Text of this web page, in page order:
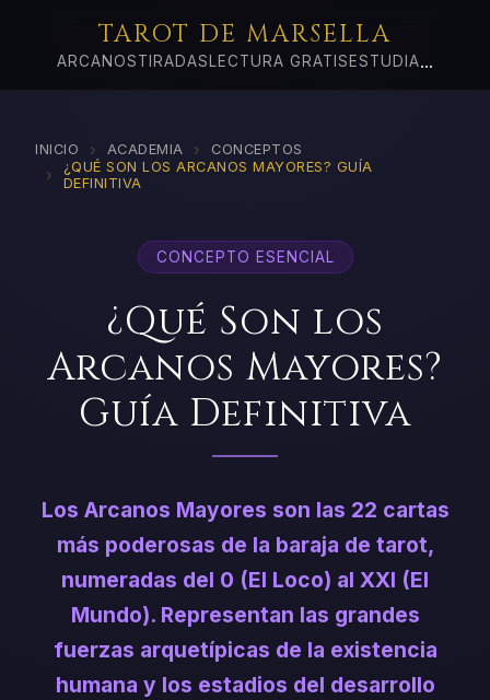
TAROT DE MARSELLA
ARCANOSTIRADAS LECTURA GRATIS ESTUDIA...
INICIO › ACADEMIA › CONCEPTOS
›
¿QUÉ SON LOS ARCANOS MAYORES? GUÍA
DEFINITIVA
CONCEPTO ESENCIAL
¿Qué Son los
Arcanos Mayores?
Guía Definitiva
Los Arcanos Mayores son las 22 cartas
más poderosas de la baraja de tarot,
numeradas del 0 (El Loco) al XXI (El
Mundo). Representan las grandes
fuerzas arquetípicas de la existencia
humana y los estadios del desarrollo